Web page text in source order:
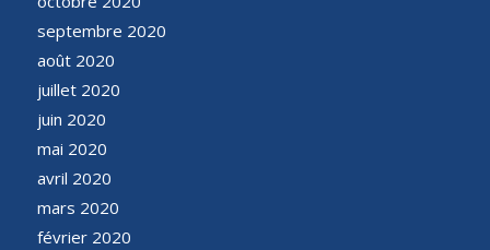
septembre 2020
août 2020
juillet 2020
juin 2020
mai 2020
avril 2020
mars 2020
février 2020